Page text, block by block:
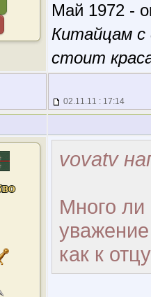
Май 1972 -
Китайцам с
стоит
02.11.11 : 17:14
vovatv
Много
как к